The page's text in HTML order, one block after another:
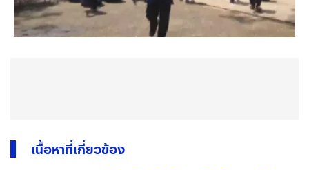
เนื้อหาที่เกี่ยวข้อง